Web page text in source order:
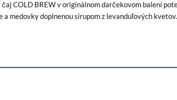
COLD BREW v originálnom darčekovom balení
a medovky doplnenou sirupom z levanduľových kvetov.